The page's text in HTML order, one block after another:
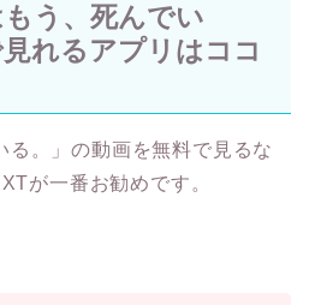
う、死んでい
れるアプリはココ
る。」の動画を無料で見るな
が一番お勧めです。